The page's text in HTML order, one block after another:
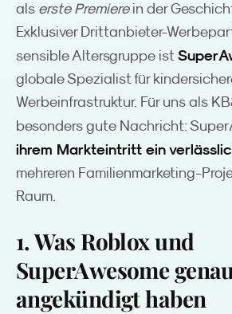
als erste Premierein der
Exklusiver Drittanbieter-
sensible Altersgruppe ist
globale Spezialist für
Werbeinfrastruktur. Für uns als
besonders gute Nachricht:
ihrem Markteintritt ein
mehreren Familienmarketing-
Raum.
1. Was Roblox und
SuperAwesome genau
angekündigt haben